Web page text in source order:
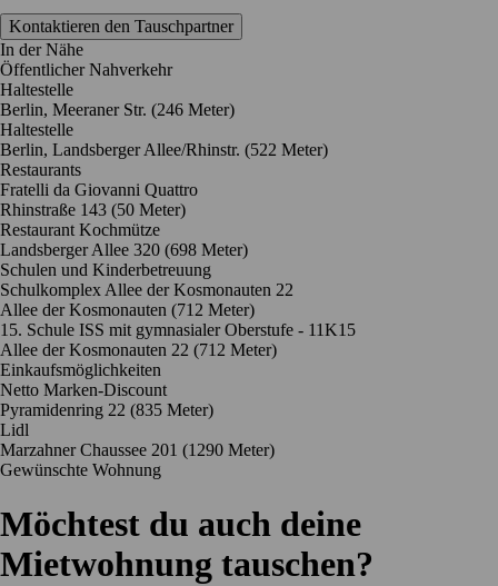
Kontaktieren den Tauschpartner
In der Nähe
Öffentlicher Nahverkehr
Haltestelle
Berlin, Meeraner Str. (246 Meter)
Haltestelle
Berlin, Landsberger Allee/Rhinstr. (522 Meter)
Restaurants
Fratelli da Giovanni Quattro
Rhinstraße 143 (50 Meter)
Restaurant Kochmütze
Landsberger Allee 320 (698 Meter)
Schulen und Kinderbetreuung
Schulkomplex Allee der Kosmonauten 22
Allee der Kosmonauten (712 Meter)
15. Schule ISS mit gymnasialer Oberstufe - 11K15
Allee der Kosmonauten 22 (712 Meter)
Einkaufsmöglichkeiten
Netto Marken-Discount
Pyramidenring 22 (835 Meter)
Lidl
Marzahner Chaussee 201 (1290 Meter)
Gewünschte Wohnung
Möchtest du auch deine
Mietwohnung tauschen?